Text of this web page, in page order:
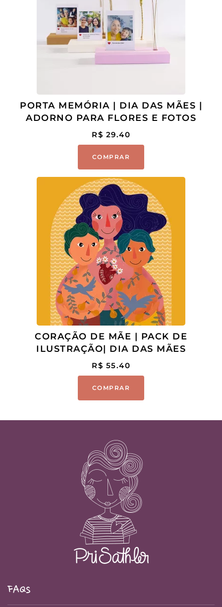
PORTA MEMÓRIA | DIA DAS MÃES |
ADORNO PARA FLORES E FOTOS
R$ 29.40
COMPRAR
CORAÇÃO DE MÃE | PACK DE
ILUSTRAÇÃO| DIA DAS MÃES
R$ 55.40
COMPRAR
FAQs